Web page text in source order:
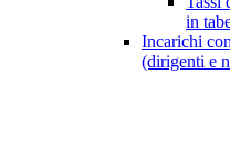
in
Incarichi
(dirigenti e